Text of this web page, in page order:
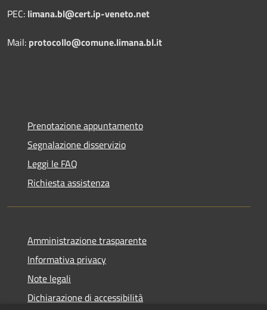
PEC: limana.bl@cert.ip-veneto.net
Mail: protocollo@comune.limana.bl.it
Prenotazione appuntamento
Segnalazione disservizio
Leggi le FAQ
Richiesta assistenza
Amministrazione trasparente
Informativa privacy
Note legali
Dichiarazione di accessibilità